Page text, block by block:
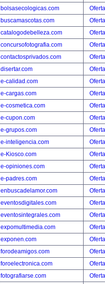
bolsasecologicas.com
buscamascotas.com
catalogodebelleza.com
concursofotografia.com
contactosprivados.com
disertar.com
e-calidad.com
e-cargas.com
e-cosmetica.com
e-cupon.com
e-grupos.com
e-inteligencia.com
e-Kiosco.com
e-opiniones.com
e-padres.com
enbuscadelamor.com
eventosdigitales.com
eventosintegrales.com
expomultimedia.com
exponen.com
forodeamigos.com
foroelectronica.com
fotografiarse.com